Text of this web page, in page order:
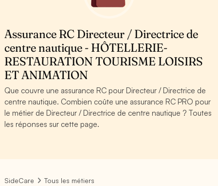
Assurance RC Directeur / Directrice de
centre nautique - HÔTELLERIE-
RESTAURATION TOURISME LOISIRS
ET ANIMATION
Que couvre une assurance RC pour Directeur / Directrice de
centre nautique. Combien coûte une assurance RC PRO pour
le métier de Directeur / Directrice de centre nautique ? Toutes
les réponses sur cette page.
SideCare
Tous les métiers